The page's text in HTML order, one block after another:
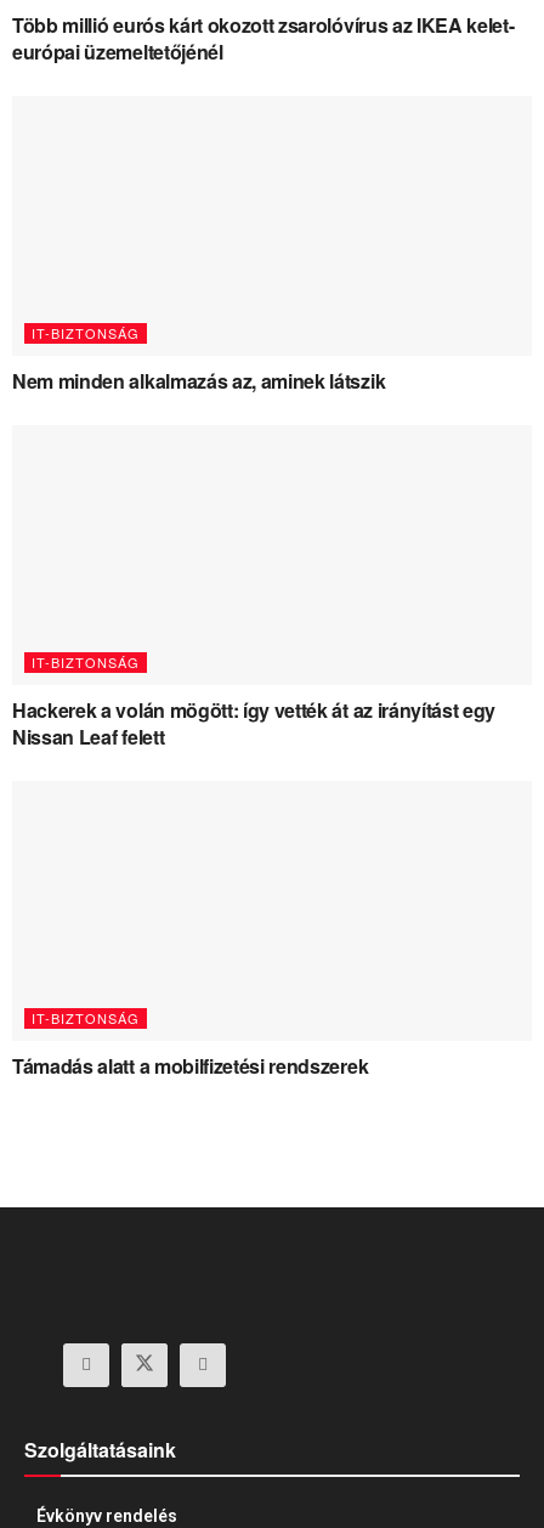
Több millió eurós kárt okozott zsarolóvírus az IKEA kelet-
európai üzemeltetőjénél
IT-BIZTONSÁG
Nem minden alkalmazás az, aminek látszik
IT-BIZTONSÁG
Hackerek a volán mögött: így vették át az irányítást egy
Nissan Leaf felett
IT-BIZTONSÁG
Támadás alatt a mobilfizetési rendszerek
Szolgáltatásaink
Évkönyv rendelés